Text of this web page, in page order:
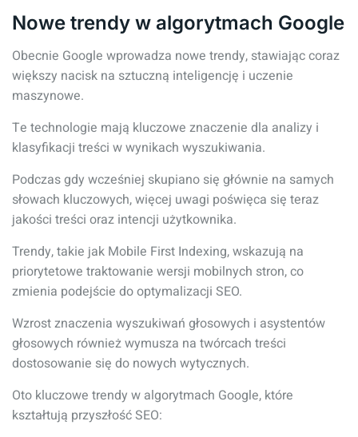
Nowe trendy w algorytmach Google
Obecnie Google wprowadza nowe trendy, stawiając coraz
większy nacisk na sztuczną inteligencję i uczenie
maszynowe.
Te technologie mają kluczowe znaczenie dla analizy i
klasyfikacji treści w wynikach wyszukiwania.
Podczas gdy wcześniej skupiano się głównie na samych
słowach kluczowych, więcej uwagi poświęca się teraz
jakości treści oraz intencji użytkownika.
Trendy, takie jak Mobile First Indexing, wskazują na
priorytetowe traktowanie wersji mobilnych stron, co
zmienia podejście do optymalizacji SEO.
Wzrost znaczenia wyszukiwań głosowych i asystentów
głosowych również wymusza na twórcach treści
dostosowanie się do nowych wytycznych.
Oto kluczowe trendy w algorytmach Google, które
kształtują przyszłość SEO: